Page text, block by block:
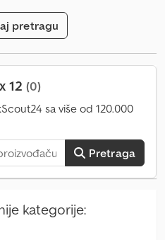
pretragu
12 (0)
sa više od 120.000
Pretraga
kategorije: